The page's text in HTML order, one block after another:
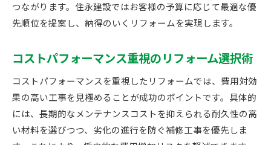
つながります。住永建設ではお客様の予算に応じて最適な優
先順位を提案し、納得のいくリフォームを実現します。
コストパフォーマンス重視のリフォーム選択術
コストパフォーマンスを重視したリフォームでは、費用対効
果の高い工事を見極めることが成功のポイントです。具体的
には、長期的なメンテナンスコストを抑えられる耐久性の高
い材料を選びつつ、劣化の進行を防ぐ補修工事を優先しま